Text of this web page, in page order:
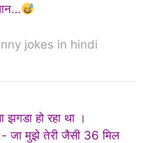
jokes in hindi
हो रहा था ।
जा मुझे तेरी जैसी 36 मिल